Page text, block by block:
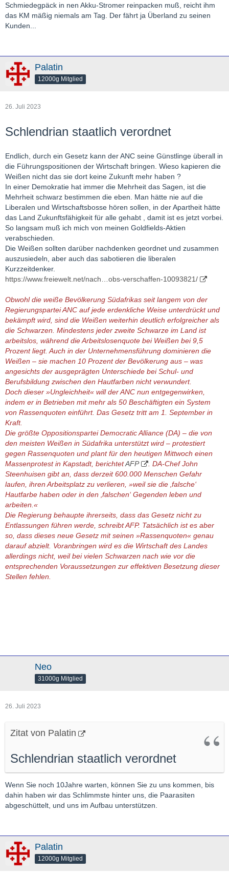
Schmiedegpäck in nen Akku-Stromer reinpacken muß, reicht ihm
das KM mäßig niemals am Tag. Der fährt ja Überland zu seinen
Kunden...
Palatin
12000g Mitglied
26. Juli 2023
Schlendrian staatlich verordnet
Endlich, durch ein Gesetz kann der ANC seine Günstlinge überall in
die Führungspositionen der Wirtschaft bringen. Wieso kapieren die
Weißen nicht das sie dort keine Zukunft mehr haben ?
In einer Demokratie hat immer die Mehrheit das Sagen, ist die
Mehrheit schwarz bestimmen die eben. Man hätte nie auf die
Liberalen und Wirtschaftsbosse hören sollen, in der Apartheit hätte
das Land Zukunftsfähigkeit für alle gehabt , damit ist es jetzt vorbei.
So langsam muß ich mich von meinen Goldfields-Aktien
verabschieden.
Die Weißen sollten darüber nachdenken geordnet und zusammen
auszusiedeln, aber auch das sabotieren die liberalen
Kurzzeitdenker.
https://www.freiewelt.net/nach…obs-verschaffen-10093821/
Obwohl die weiße Bevölkerung Südafrikas seit langem von der
Regierungspartei ANC auf jede erdenkliche Weise unterdrückt und
bekämpft wird, sind die Weißen weiterhin deutlich erfolgreicher als
die Schwarzen. Mindestens jeder zweite Schwarze im Land ist
arbeitslos, während die Arbeitslosenquote bei Weißen bei 9,5
Prozent liegt. Auch in der Unternehmensführung dominieren die
Weißen – sie machen 10 Prozent der Bevölkerung aus – was
angesichts der ausgeprägten Unterschiede bei Schul- und
Berufsbildung zwischen den Hautfarben nicht verwundert.
Doch dieser »Ungleichheit« will der ANC nun entgegenwirken,
indem er in Betrieben mit mehr als 50 Beschäftigten ein System
von Rassenquoten einführt. Das Gesetz tritt am 1. September in
Kraft.
Die größte Oppositionspartei Democratic Alliance (DA) – die von
den meisten Weißen in Südafrika unterstützt wird – protestiert
gegen Rassenquoten und plant für den heutigen Mittwoch einen
Massenprotest in Kapstadt, berichtetAFP
. DA-Chef John
Steenhuisen gibt an, dass derzeit 600.000 Menschen Gefahr
laufen, ihren Arbeitsplatz zu verlieren, »weil sie die ‚falsche‘
Hautfarbe haben oder in den ‚falschen‘ Gegenden leben und
arbeiten.«
Die Regierung behaupte ihrerseits, dass das Gesetz nicht zu
Entlassungen führen werde, schreibt AFP. Tatsächlich ist es aber
so, dass dieses neue Gesetz mit seinen »Rassenquoten« genau
darauf abzielt. Voranbringen wird es die Wirtschaft des Landes
allerdings nicht, weil bei vielen Schwarzen nach wie vor die
entsprechenden Voraussetzungen zur effektiven Besetzung dieser
Stellen fehlen.
Neo
31000g Mitglied
26. Juli 2023
Zitat von Palatin
Schlendrian staatlich verordnet
Wenn Sie noch 10Jahre warten, können Sie zu uns kommen, bis
dahin haben wir das Schlimmste hinter uns, die Paarasiten
abgeschüttelt, und uns im Aufbau unterstützen.
Palatin
12000g Mitglied